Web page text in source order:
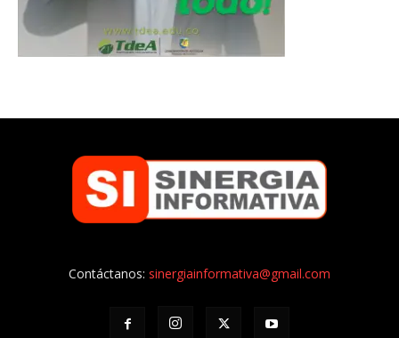
Contáctanos: sinergiainformativa@gmail.com